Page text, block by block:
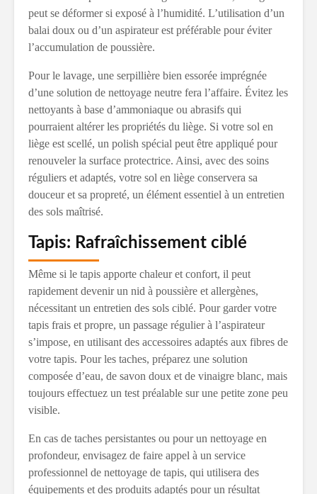
peut se déformer si exposé à l’humidité. L’utilisation d’un
balai doux ou d’un aspirateur est préférable pour éviter
l’accumulation de poussière.
Pour le lavage, une serpillière bien essorée imprégnée
d’une solution de nettoyage neutre fera l’affaire. Évitez les
nettoyants à base d’ammoniaque ou abrasifs qui
pourraient altérer les propriétés du liège. Si votre sol en
liège est scellé, un polish spécial peut être appliqué pour
renouveler la surface protectrice. Ainsi, avec des soins
réguliers et adaptés, votre sol en liège conservera sa
douceur et sa propreté, un élément essentiel à un entretien
des sols maîtrisé.
Tapis: Rafraîchissement ciblé
Même si le tapis apporte chaleur et confort, il peut
rapidement devenir un nid à poussière et allergènes,
nécessitant un entretien des sols ciblé. Pour garder votre
tapis frais et propre, un passage régulier à l’aspirateur
s’impose, en utilisant des accessoires adaptés aux fibres de
votre tapis. Pour les taches, préparez une solution
composée d’eau, de savon doux et de vinaigre blanc, mais
toujours effectuez un test préalable sur une petite zone peu
visible.
En cas de taches persistantes ou pour un nettoyage en
profondeur, envisagez de faire appel à un service
professionnel de nettoyage de tapis, qui utilisera des
équipements et des produits adaptés pour un résultat